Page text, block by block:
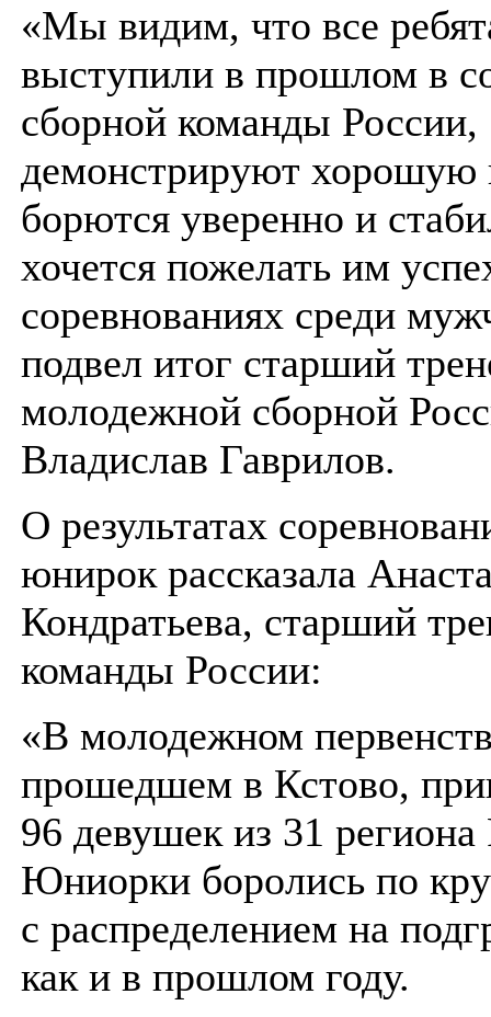
«Мы видим, что все
выступили в прошлом в
сборной команды России,
демонстрируют хорошую
борются уверенно и
хочется пожелать им
соревнованиях среди
подвел итог старший
молодежной сборной
Владислав Гаврилов.
О результатах
юнирок рассказала
Кондратьева, старший
команды России:
«В молодежном
прошедшем в Кстово,
96 девушек из 31 региона
Юниорки боролись по
с распределением на
как и в прошлом году.